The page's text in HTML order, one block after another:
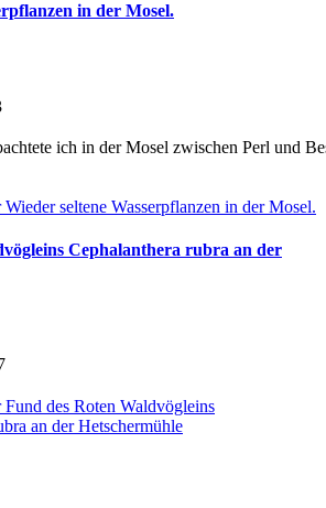
in der Mosel.
ich in der Mosel zwischen Perl und
Wieder seltene Wasserpflanzen in der Mosel.
Cephalanthera rubra an der
Fund des Roten Waldvögleins
an der Hetschermühle